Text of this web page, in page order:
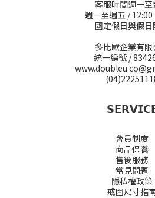
客服時間週一至
週一至週五 / 12:00
國定假日與假日
多比歐企業有限
統一編號 /
會員制度
商品保養
售後服務
常見問題
隱私權政策
戒圍尺寸指